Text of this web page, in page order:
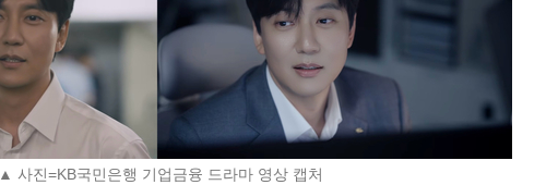
▲ 사진=KB국민은행 기업금융 드라마 영상 캡처